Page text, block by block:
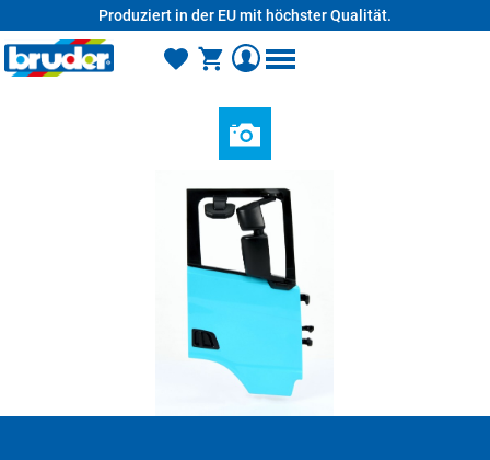
Produziert in der EU mit höchster Qualität.